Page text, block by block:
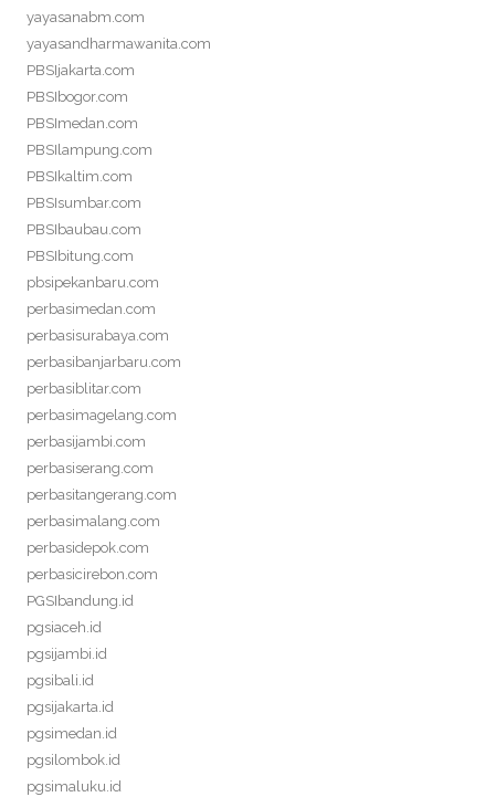
yayasanabm.com
yayasandharmawanita.com
PBSIjakarta.com
PBSIbogor.com
PBSImedan.com
PBSIlampung.com
PBSIkaltim.com
PBSIsumbar.com
PBSIbaubau.com
PBSIbitung.com
pbsipekanbaru.com
perbasimedan.com
perbasisurabaya.com
perbasibanjarbaru.com
perbasiblitar.com
perbasimagelang.com
perbasijambi.com
perbasiserang.com
perbasitangerang.com
perbasimalang.com
perbasidepok.com
perbasicirebon.com
PGSIbandung.id
pgsiaceh.id
pgsijambi.id
pgsibali.id
pgsijakarta.id
pgsimedan.id
pgsilombok.id
pgsimaluku.id